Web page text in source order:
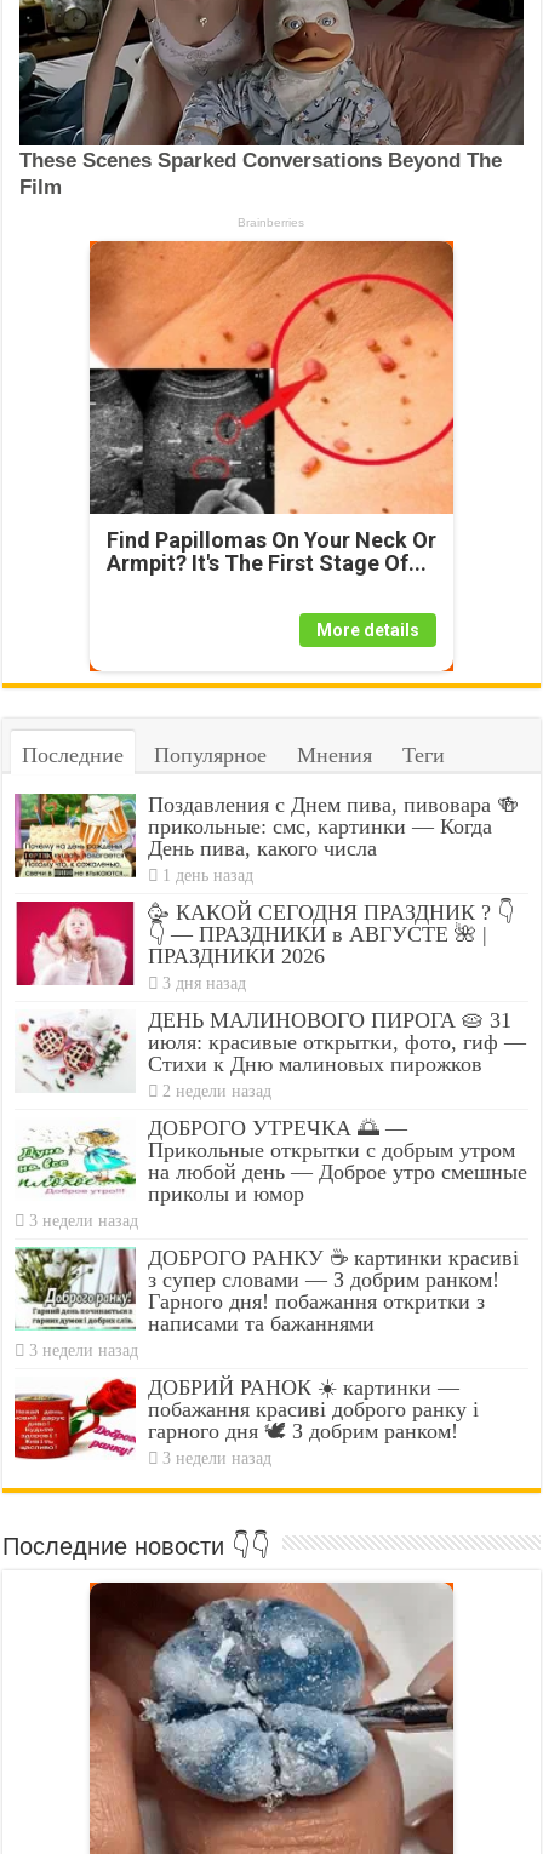
Find Papillomas On Your Neck Or
Armpit? It's The First Stage Of...
More details
Последние Популярное Мнения Теги
Поздавления с Днем пива, пивовара 🍻
прикольные: смс, картинки — Когда
День пива, какого числа
1 день назад
🥳 КАКОЙ СЕГОДНЯ ПРАЗДНИК ? 👇
👇 — ПРАЗДНИКИ в АВГУСТЕ 🌺 |
ПРАЗДНИКИ 2026
3 дня назад
ДЕНЬ МАЛИНОВОГО ПИРОГА 🥧 31
июля: красивые открытки, фото, гиф —
Стихи к Дню малиновых пирожков
2 недели назад
ДОБРОГО УТРЕЧКА 🌅 —
Прикольные открытки с добрым утром
на любой день — Доброе утро смешные
приколы и юмор
3 недели назад
ДОБРОГО РАНКУ ☕ картинки красиві
з супер словами — З добрим ранком!
Гарного дня! побажання откритки з
написами та бажаннями
3 недели назад
ДОБРИЙ РАНОК ☀️ картинки —
побажання красиві доброго ранку і
гарного дня 🕊️ З добрим ранком!
3 недели назад
Последние новости 👇👇